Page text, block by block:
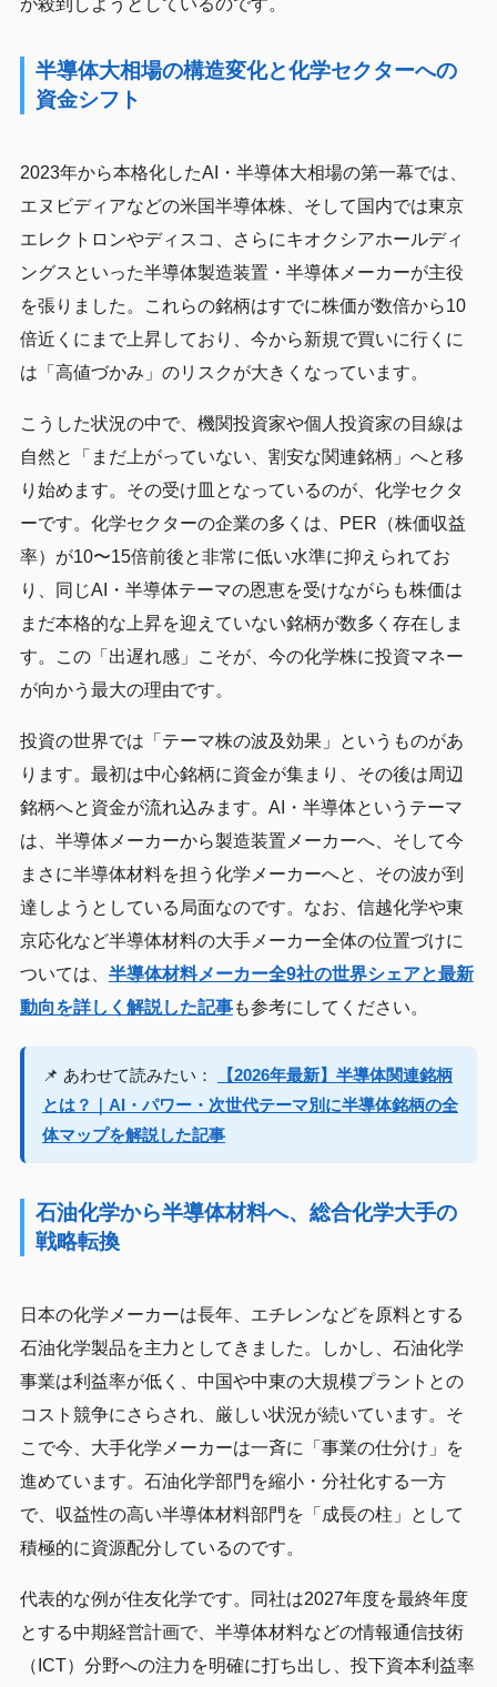
半導体大相場の構造変化と化学セクターへの
資金シフト
2023年から本格化したAI・半導体大相場の第一幕では、
エヌビディアなどの米国半導体株、そして国内では東京
エレクトロンやディスコ、さらにキオクシアホールディ
ングスといった半導体製造装置・半導体メーカーが主役
を張りました。これらの銘柄はすでに株価が数倍から10
倍近くにまで上昇しており、今から新規で買いに行くに
は「高値づかみ」のリスクが大きくなっています。
こうした状況の中で、機関投資家や個人投資家の目線は
自然と「まだ上がっていない、割安な関連銘柄」へと移
り始めます。その受け皿となっているのが、化学セクタ
ーです。化学セクターの企業の多くは、PER（株価収益
率）が10〜15倍前後と非常に低い水準に抑えられてお
り、同じAI・半導体テーマの恩恵を受けながらも株価は
まだ本格的な上昇を迎えていない銘柄が数多く存在しま
す。この「出遅れ感」こそが、今の化学株に投資マネー
が向かう最大の理由です。
投資の世界では「テーマ株の波及効果」というものがあ
ります。最初は中心銘柄に資金が集まり、その後は周辺
銘柄へと資金が流れ込みます。AI・半導体というテーマ
は、半導体メーカーから製造装置メーカーへ、そして今
まさに半導体材料を担う化学メーカーへと、その波が到
達しようとしている局面なのです。なお、信越化学や東
京応化など半導体材料の大手メーカー全体の位置づけに
ついては、 半導体材料メーカー全9社の世界シェアと最新
動向を詳しく解説した記事も参考にしてください。
📌 あわせて読みたい：
【2026年最新】半導体関連銘柄
とは？｜AI・パワー・次世代テーマ別に半導体銘柄の全
体マップを解説した記事
石油化学から半導体材料へ、総合化学大手の
戦略転換
日本の化学メーカーは長年、エチレンなどを原料とする
石油化学製品を主力としてきました。しかし、石油化学
事業は利益率が低く、中国や中東の大規模プラントとの
コスト競争にさらされ、厳しい状況が続いています。そ
こで今、大手化学メーカーは一斉に「事業の仕分け」を
進めています。石油化学部門を縮小・分社化する一方
で、収益性の高い半導体材料部門を「成長の柱」として
積極的に資源配分しているのです。
代表的な例が住友化学です。同社は2027年度を最終年度
とする中期経営計画で、半導体材料などの情報通信技術
（ICT）分野への注力を明確に打ち出し、投下資本利益率